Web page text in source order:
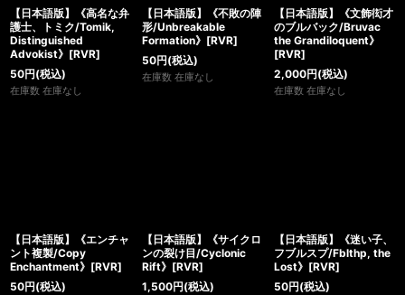
【日本語版】《高名な弁
護士、トミク/Tomik,
Distinguished
Advokist》[RVR]
50円(税込)
在庫数 在庫なし
【日本語版】《不敗の陣
形/Unbreakable
Formation》[RVR]
50円(税込)
在庫数 在庫なし
【日本語版】《文飾衒才
のブルバック/Bruvac
the Grandiloquent》
[RVR]
2,000円(税込)
在庫数 在庫なし
【日本語版】《エンチャ
ント複製/Copy
Enchantment》[RVR]
50円(税込)
【日本語版】《サイクロ
ンの裂け目/Cyclonic
Rift》[RVR]
1,500円(税込)
【日本語版】《迷い子、
フブルスプ/Fblthp, the
Lost》[RVR]
50円(税込)